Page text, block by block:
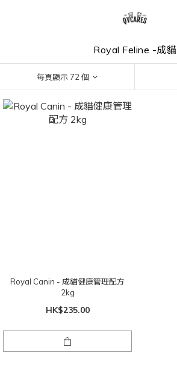
Royal Feline -成貓
每頁顯示 72 個
Royal Canin - 成貓健康管理配方
2kg
HK$235.00